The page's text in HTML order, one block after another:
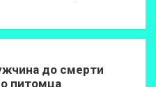
до смерти
питомца